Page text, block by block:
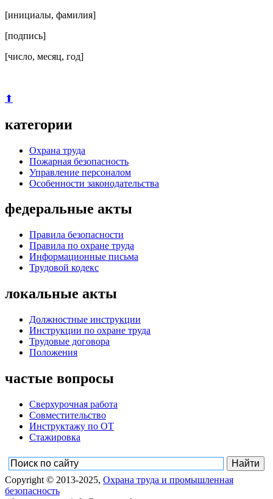
[инициалы, фамилия]
[подпись]
[число, месяц, год]
⬆
категории
Охрана труда
Пожарная безопасность
Управление персоналом
Особенности законодательства
федеральные акты
Правила безопасности
Правила по охране труда
Информационные письма
Трудовой кодекс
локальные акты
Должностные инструкции
Инструкции по охране труда
Трудовые договора
Положения
частые вопросы
Сверхурочная работа
Совместительство
Инструктажу по ОТ
Стажировка
Copyright © 2013-2025, Охрана труда и промышленная
безопасность